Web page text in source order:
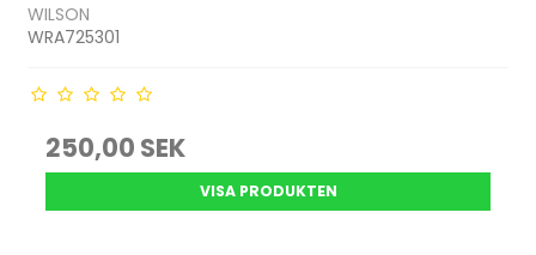
WILSON
WRA725301
250,00 SEK
VISA PRODUKTEN